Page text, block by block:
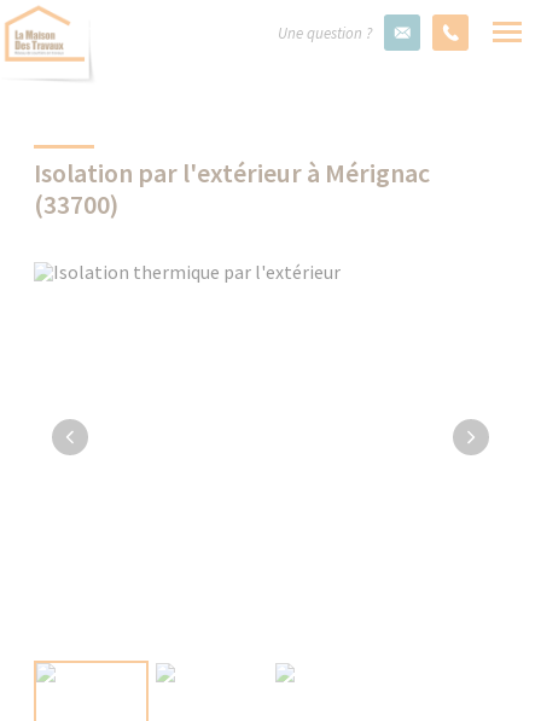
Une question ?
Isolation par l'extérieur à Mérignac
(33700)